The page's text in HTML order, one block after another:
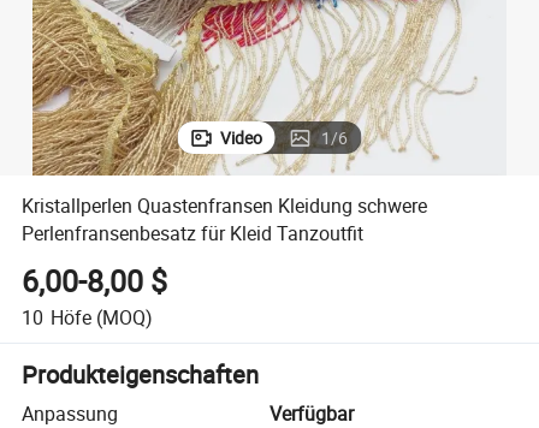
Video 1/6
Kristallperlen Quastenfransen Kleidung schwere
Perlenfransenbesatz für Kleid Tanzoutfit
6,00-8,00 $
10 Höfe (MOQ)
Produkteigenschaften
Anpassung
Verfügbar